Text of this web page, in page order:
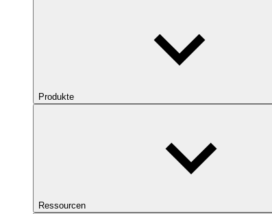
Produkte
Ressourcen